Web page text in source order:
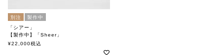
別注
製作中
「シアー」
【製作中】「Sheer」
soutiencollar×tocit
¥22,000税込